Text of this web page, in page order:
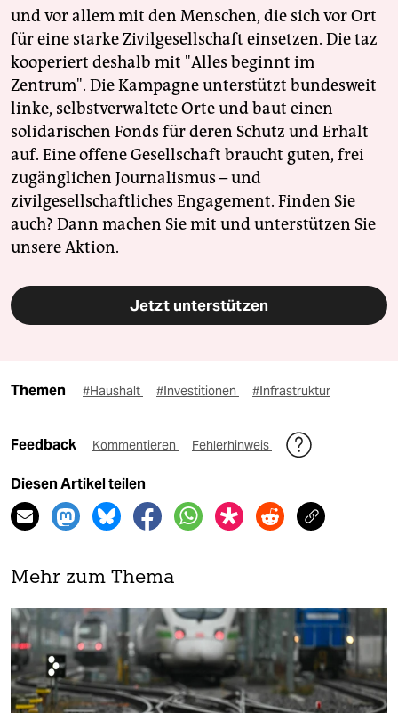
und vor allem mit den Menschen, die sich vor Ort
für eine starke Zivilgesellschaft einsetzen. Die taz
kooperiert deshalb mit "Alles beginnt im
Zentrum". Die Kampagne unterstützt bundesweit
linke, selbstverwaltete Orte und baut einen
solidarischen Fonds für deren Schutz und Erhalt
auf. Eine offene Gesellschaft braucht guten, frei
zugänglichen Journalismus – und
zivilgesellschaftliches Engagement. Finden Sie
auch? Dann machen Sie mit und unterstützen Sie
unsere Aktion.
Jetzt unterstützen
Themen #Haushalt #Investitionen #Infrastruktur
Feedback Kommentieren Fehlerhinweis
Diesen Artikel teilen
Mehr zum Thema